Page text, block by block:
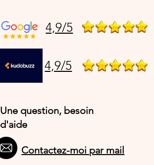
4,9/5
4,9/5
Une question, besoin
d'aide
Contactez-moi par mail